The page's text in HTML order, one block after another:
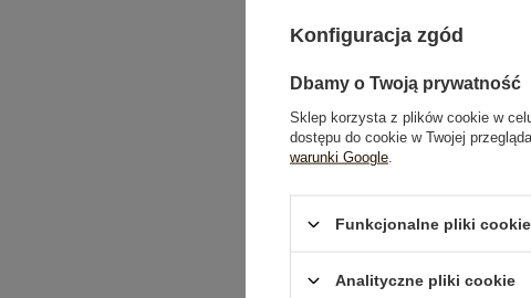
Konfiguracja zgód
Dbamy o Twoją prywatność
Sklep korzysta z plików cookie w
dostępu do cookie w Twojej
warunki Google
Funkcjonalne pliki
Analityczne pliki cookie